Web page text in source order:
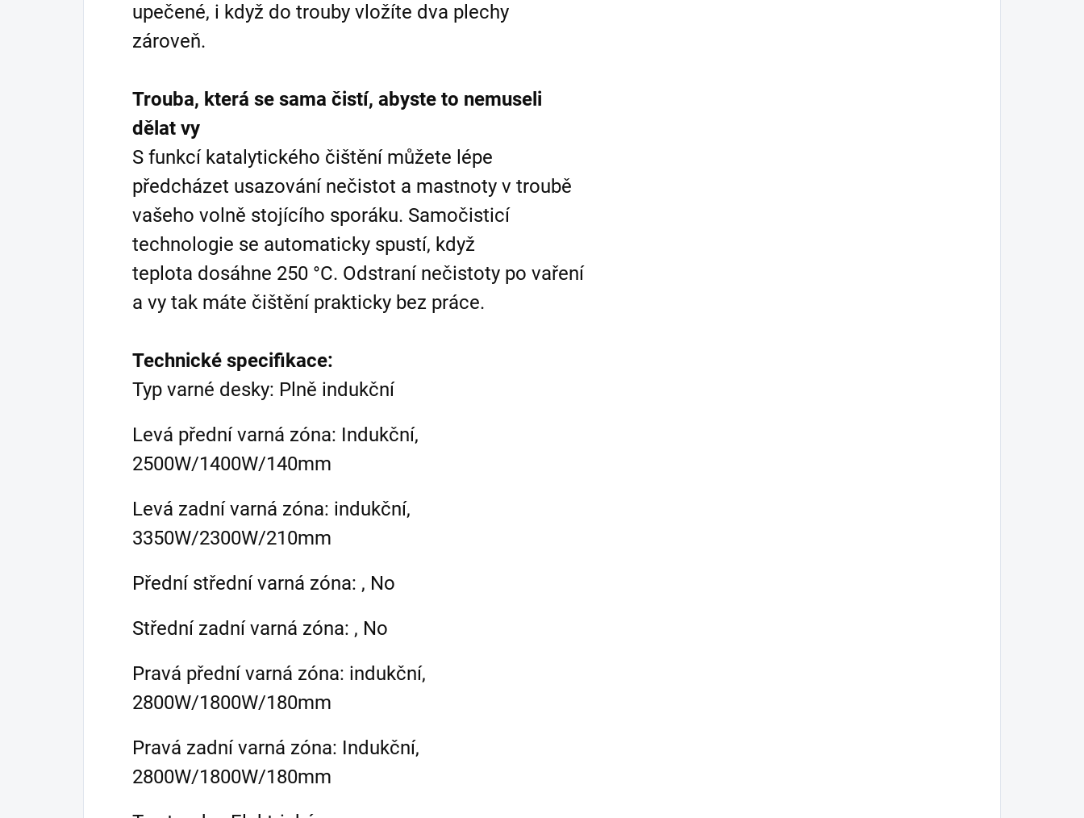
upečené, i když do trouby vložíte dva plechy
zároveň.
Trouba, která se sama čistí, abyste to nemuseli
dělat vy
S funkcí katalytického čištění můžete lépe
předcházet usazování nečistot a mastnoty v troubě
vašeho volně stojícího sporáku. Samočisticí
technologie se automaticky spustí, když
teplota dosáhne 250 °C. Odstraní nečistoty po vaření
a vy tak máte čištění prakticky bez práce.
Technické specifikace:
Typ varné desky: Plně indukční
Levá přední varná zóna: Indukční,
2500W/1400W/140mm
Levá zadní varná zóna: indukční,
3350W/2300W/210mm
Přední střední varná zóna: , No
Střední zadní varná zóna: , No
Pravá přední varná zóna: indukční,
2800W/1800W/180mm
Pravá zadní varná zóna: Indukční,
2800W/1800W/180mm